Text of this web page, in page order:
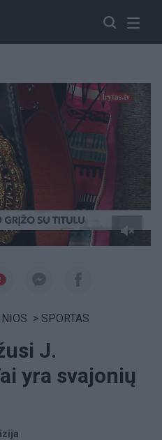
> SPORTAS
J.
yra svajonių